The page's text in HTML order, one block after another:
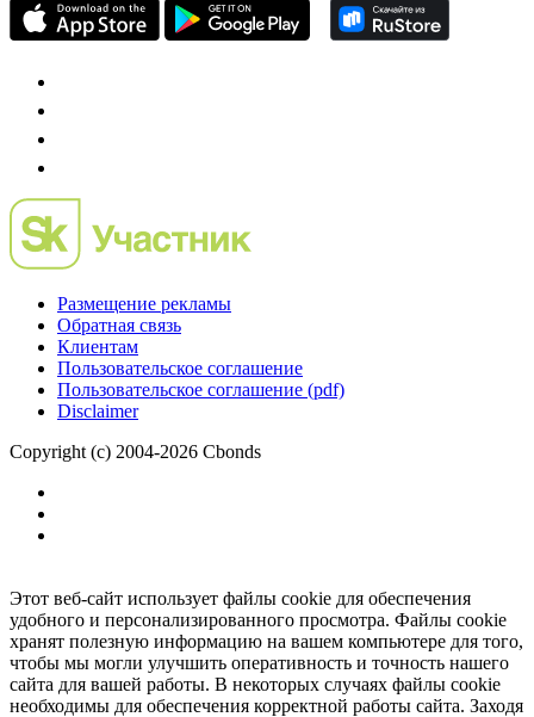
Размещение рекламы
Обратная связь
Клиентам
Пользовательское соглашение
Пользовательское соглашение (pdf)
Disclaimer
Copyright (c) 2004-2026 Cbonds
Этот веб-сайт использует файлы cookie для обеспечения
удобного и персонализированного просмотра. Файлы cookie
хранят полезную информацию на вашем компьютере для того,
чтобы мы могли улучшить оперативность и точность нашего
сайта для вашей работы. В некоторых случаях файлы cookie
необходимы для обеспечения корректной работы сайта. Заходя